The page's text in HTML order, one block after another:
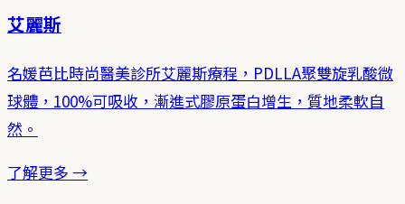
艾麗斯
名媛芭比時尚醫美診所艾麗斯療程，PDLLA聚雙旋乳酸微
球體，100%可吸收，漸進式膠原蛋白增生，質地柔軟自
然。
了解更多 →